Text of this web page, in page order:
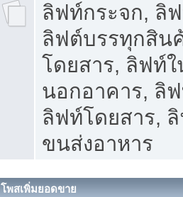
ลิฟท์กระจก, ลิ
ลิฟต์บรรทุกสิน
โดยสาร, ลิฟท์
นอกอาคาร, ลิ
ลิฟท์โดยสาร,
ขนส่งอาหาร
โพสเพิ่มยอดขาย